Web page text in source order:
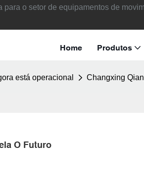
o setor de equipamentos de
Home Produtos
está operacional Changxing
O Futuro